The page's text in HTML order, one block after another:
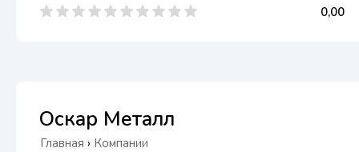
0,00
Оскар Металл
Главная › Компании